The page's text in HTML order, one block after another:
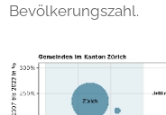
Bevölkerungszahl.